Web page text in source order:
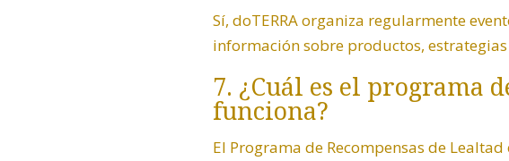
Sí, doTERRA organiza regularmente
información sobre productos,
7. ¿Cuál es el programa
funciona?
El Programa de Recompensas de